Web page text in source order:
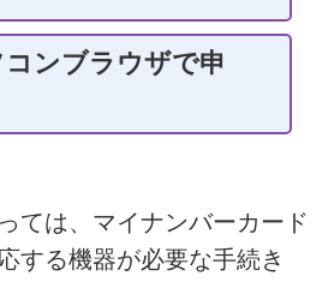
ンブラウザで申
ては、マイナンバーカード
する機器が必要な手続き